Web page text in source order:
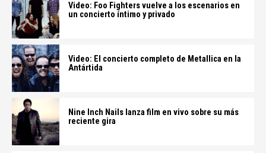
Video: Foo Fighters vuelve a los escenarios en
un concierto íntimo y privado
Video: El concierto completo de Metallica en la
Antártida
Nine Inch Nails lanza film en vivo sobre su más
reciente gira